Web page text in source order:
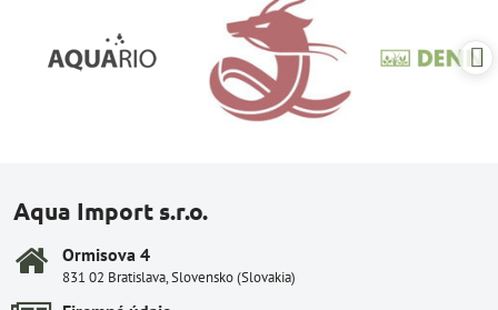
Aqua Import s.r.o.
Ormisova 4
831 02 Bratislava, Slovensko (Slovakia)